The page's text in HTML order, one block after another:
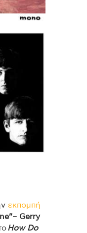
εκπομπή
Gerry
How Do